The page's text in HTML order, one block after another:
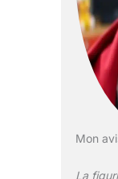
Mon
La